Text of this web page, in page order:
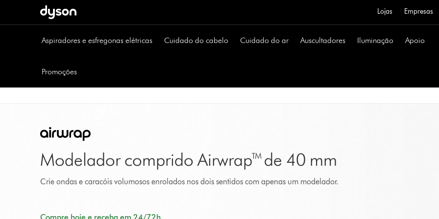
Lojas Empresas
Aspiradores e esfregonas elétricas Cuidado do cabelo Cuidado do ar Auscultadores Iluminação Apoio
Promoções
Modelador comprido Airwrap™ de 40 mm
Crie ondas e caracóis volumosos enrolados nos dois sentidos com apenas um modelador.